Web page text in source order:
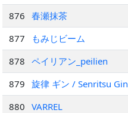
876
春瀬抹茶
877
もみじビーム
878
ペイリアン_peilien
879
旋律 ギン / Senritsu Gin
880
VARREL